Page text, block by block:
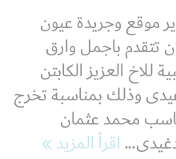
موقع وجريدة عيون
تتقدم باجمل وارق
للاخ العزيز الكابتن
وذلك بمناسبة تخرج
محمد عثمان
اقرأ المزيد